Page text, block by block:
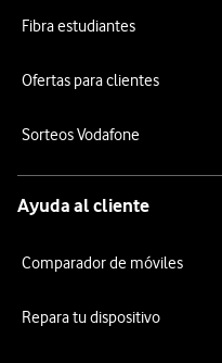
Fibra estudiantes
Ofertas para clientes
Sorteos Vodafone
Ayuda al cliente
Comparador de móviles
Repara tu dispositivo